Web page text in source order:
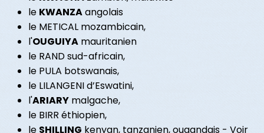
le KWANZAangolais
le METICAL mozambicain,
l'OUGUIYA mauritanien
le RAND sud-africain,
le PULA botswanais,
le LILANGENI d’Eswatini,
l'ARIARY malgache,
le BIRR éthiopien,
le SHILLING kenyan, tanzanien, ougandais - Voir